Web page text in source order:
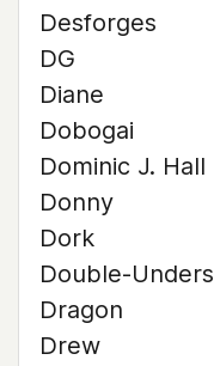
Desforges
DG
Diane
Dobogai
Dominic J. Hall
Donny
Dork
Double-Unders
Dragon
Drew